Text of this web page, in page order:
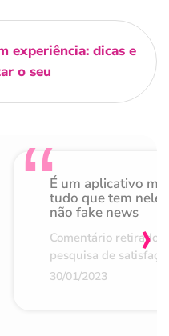
experiência: dicas e
o seu
É um aplicativo
tudo que tem nele
não fake news
Comentário retirado
pesquisa de
30/01/2023
›